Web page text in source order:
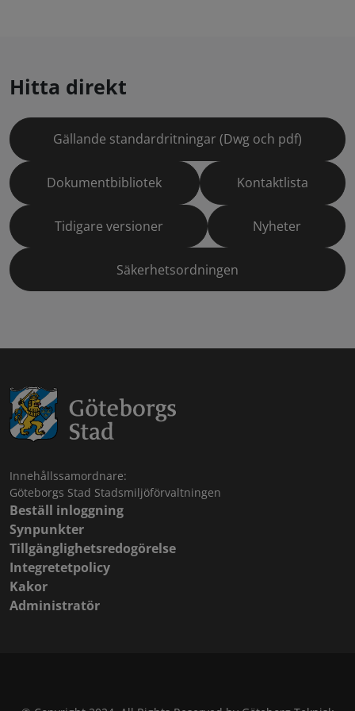
Hitta direkt
Gällande standardritningar (Dwg och pdf)
Dokumentbibliotek Kontaktlista
Tidigare versioner Nyheter
Säkerhetsordningen
Innehållssamordnare:
Göteborgs Stad Stadsmiljöförvaltningen
Beställ inloggning
Synpunkter
Tillgänglighetsredogörelse
Integretetpolicy
Kakor
Administratör